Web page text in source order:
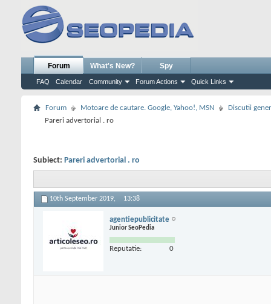
Forum
FAQ Calendar Community Forum Actions Quick Links
What's New? Spy
Forum Motoare de cautare. Google, Yahoo!, MSN
Discutii
Pareri advertorial . ro
Subiect: Pareri advertorial . ro
10th September 2019, 13:38
agentiepublicitate
Junior SeoPedia
Reputatie: 0